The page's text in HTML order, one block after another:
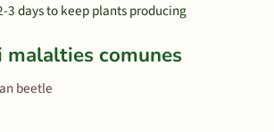
3 days to keep plants producing
malalties comunes
beetle